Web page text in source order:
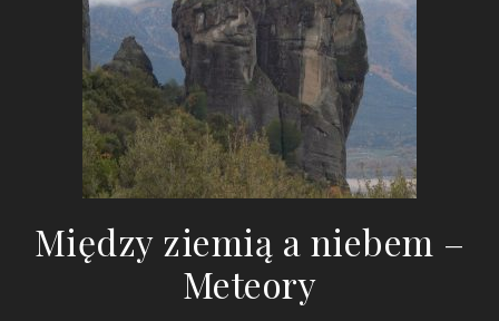
Między ziemią a niebem –
Meteory